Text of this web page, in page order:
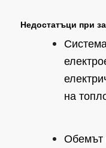
Недостатъци при
на
Обемът